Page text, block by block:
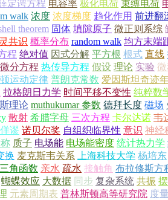
定谔方程 电容率 极化电荷 束缚电荷
walk 浓度 浓度梯度 趋化作用 前进翻
theorem 固体 填隙原子 微正则系综
共识 概率分布 random walk 均方末端
程 绝对值 因式分解 平方根 根式 直线
分方程 热传导方程 假设 理论 实验
运动定律 普朗克常数 爱因斯坦奇迹
拉格朗日力学 时间平移不变性 纯粹数
理论 muthukumar 参数 德拜长度 磁场
散射 希腊字母 三次方程 卡尔达诺 韦
谬 诺贝尔奖 自组织临界性 意识 神经
质子 电场能 电场能密度 统计热力学
换 麦克斯韦关系 上海科技大学 杨培东
三角函数 亲水 疏水 接触角 布拉修斯方
蝴蝶效应 大数据 同步 复杂系统 共振 摆
元素周期表 普林斯顿高等研究院 度